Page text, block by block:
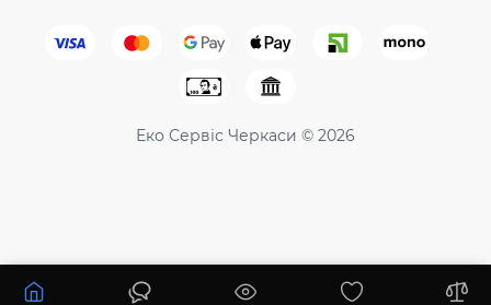
0 ₴ Купити
Еко Сервіс Черкаси © 2026